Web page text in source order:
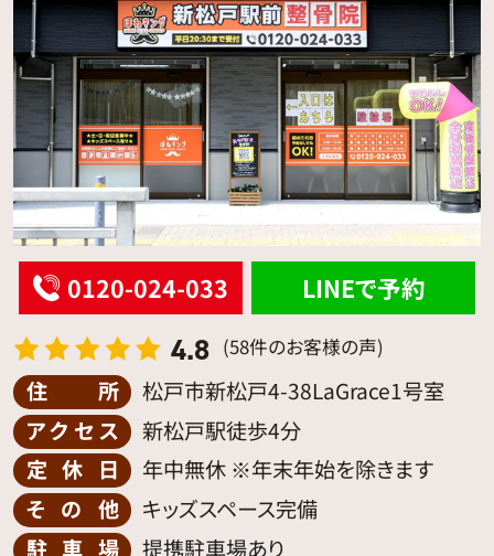
4.8 (58件のお客様の声)
住所
松戸市新松戸4-38LaGrace1号室
アクセス
新松戸駅徒歩4分
定休日
年中無休 ※年末年始を除きます
その他
キッズスペース完備
駐車場
提携駐車場あり
0120-024-033 LINEで予約